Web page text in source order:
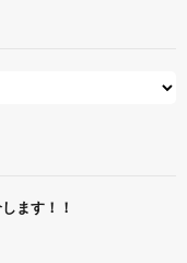
ます！！